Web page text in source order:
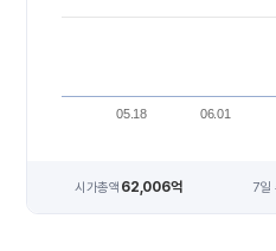
05.18 06.01
시가총액 62,006억 7일